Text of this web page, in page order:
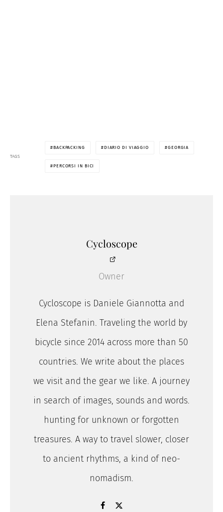
TAGS
BACKPACKING DIARIO DI VIAGGIO GEORGIA
PERCORSI IN BICI
Cycloscope
Owner
Cycloscope is Daniele Giannotta and
Elena Stefanin. Traveling the world by
bicycle since 2014 across more than 50
countries. We write about the places
we visit and the gear we like. A journey
in search of images, sounds and words.
hunting for unknown or forgotten
treasures. A way to travel slower, closer
to ancient rhythms, a kind of neo-
nomadism.